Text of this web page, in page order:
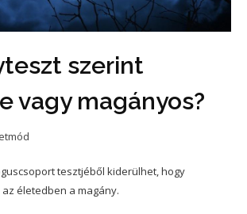
szerint
vagy magányos?
tesztjéből kiderülhet, hogy
életedben a magány.